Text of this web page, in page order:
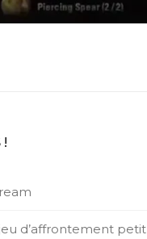
!
d’affrontement petit